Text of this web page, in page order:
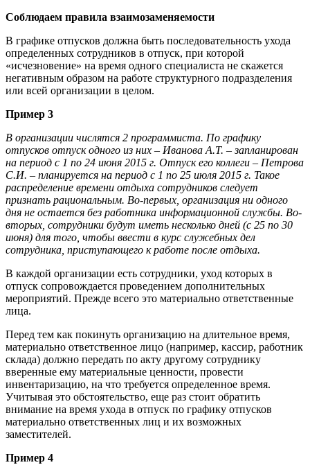
Соблюдаем правила взаимозаменяемости
В графике отпусков должна быть последовательность ухода
определенных сотрудников в отпуск, при которой
«исчезновение» на время одного специалиста не скажется
негативным образом на работе структурного подразделения
или всей организации в целом.
Пример 3
В организации числятся 2 программиста. По графику
отпусков отпуск одного из них – Иванова А.Т. – запланирован
на период с 1 по 24 июня 2015 г. Отпуск его коллеги – Петрова
С.И. – планируется на период с 1 по 25 июля 2015 г. Такое
распределение времени отдыха сотрудников следует
признать рациональным. Во-первых, организация ни одного
дня не остается без работника информационной службы. Во-
вторых, сотрудники будут иметь несколько дней (с 25 по 30
июня) для того, чтобы ввести в курс служебных дел
сотрудника, приступающего к работе после отдыха.
В каждой организации есть сотрудники, уход которых в
отпуск сопровождается проведением дополнительных
мероприятий. Прежде всего это материально ответственные
лица.
Перед тем как покинуть организацию на длительное время,
материально ответственное лицо (например, кассир, работник
склада) должно передать по акту другому сотруднику
вверенные ему материальные ценности, провести
инвентаризацию, на что требуется определенное время.
Учитывая это обстоятельство, еще раз стоит обратить
внимание на время ухода в отпуск по графику отпусков
материально ответственных лиц и их возможных
заместителей.
Пример 4